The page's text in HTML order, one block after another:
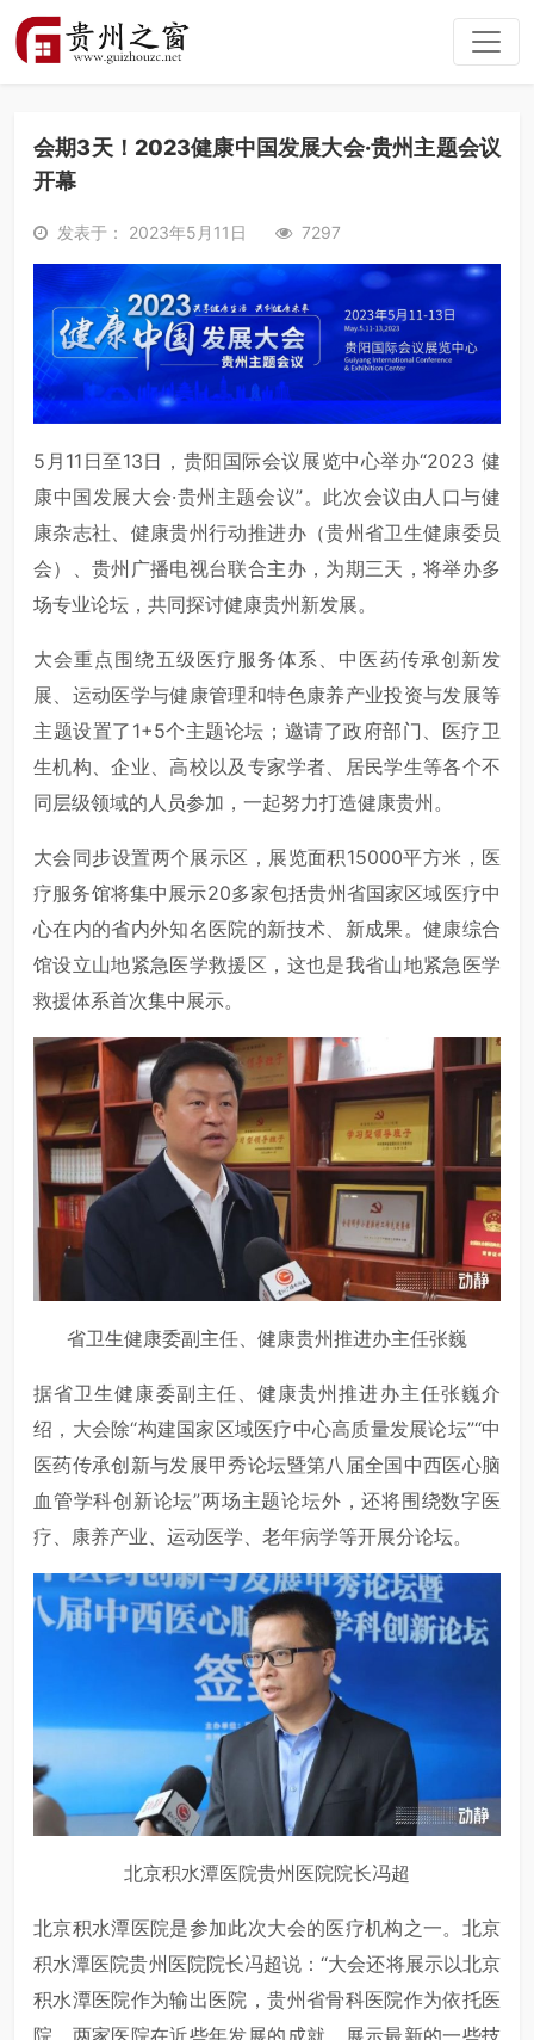
会期3天！2023健康中国发展大会·贵州主题会议
开幕
发表于： 2023年5月11日 7297
5月11日至13日，贵阳国际会议展览中心举办“2023 健
康中国发展大会·贵州主题会议”。此次会议由人口与健
康杂志社、健康贵州行动推进办（贵州省卫生健康委员
会）、贵州广播电视台联合主办，为期三天，将举办多
场专业论坛，共同探讨健康贵州新发展。
大会重点围绕五级医疗服务体系、中医药传承创新发
展、运动医学与健康管理和特色康养产业投资与发展等
主题设置了1+5个主题论坛；邀请了政府部门、医疗卫
生机构、企业、高校以及专家学者、居民学生等各个不
同层级领域的人员参加，一起努力打造健康贵州。
大会同步设置两个展示区，展览面积15000平方米，医
疗服务馆将集中展示20多家包括贵州省国家区域医疗中
心在内的省内外知名医院的新技术、新成果。健康综合
馆设立山地紧急医学救援区，这也是我省山地紧急医学
救援体系首次集中展示。
省卫生健康委副主任、健康贵州推进办主任张巍
据省卫生健康委副主任、健康贵州推进办主任张巍介
绍，大会除“构建国家区域医疗中心高质量发展论坛”“中
医药传承创新与发展甲秀论坛暨第八届全国中西医心脑
血管学科创新论坛”两场主题论坛外，还将围绕数字医
疗、康养产业、运动医学、老年病学等开展分论坛。
北京积水潭医院贵州医院院长冯超
北京积水潭医院是参加此次大会的医疗机构之一。北京
积水潭医院贵州医院院长冯超说：“大会还将展示以北京
积水潭医院作为输出医院，贵州省骨科医院作为依托医